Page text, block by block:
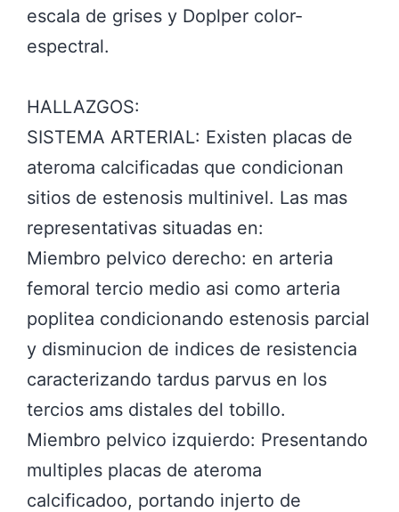
escala de grises y Doplper color-
espectral.
HALLAZGOS:
SISTEMA ARTERIAL: Existen placas de
ateroma calcificadas que condicionan
sitios de estenosis multinivel. Las mas
representativas situadas en:
Miembro pelvico derecho: en arteria
femoral tercio medio asi como arteria
poplitea condicionando estenosis parcial
y disminucion de indices de resistencia
caracterizando tardus parvus en los
tercios ams distales del tobillo.
Miembro pelvico izquierdo: Presentando
multiples placas de ateroma
calcificadoo, portando injerto de